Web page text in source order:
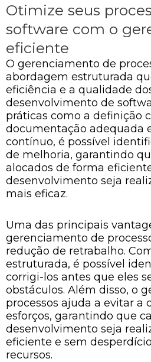
Otimize seus
software com o
eficiente
O gerenciamento de
abordagem estruturada
eficiência e a qualidade
desenvolvimento de
práticas como a definição
documentação adequada
contínuo, é possível
de melhoria, garantindo
alocados de forma
desenvolvimento seja
mais eficaz.
Uma das principais
gerenciamento de
redução de retrabalho.
estruturada, é possível
corrigi-los antes que eles
obstáculos. Além disso, o
processos ajuda a evitar a
esforços, garantindo que
desenvolvimento seja
eficiente e sem
recursos.